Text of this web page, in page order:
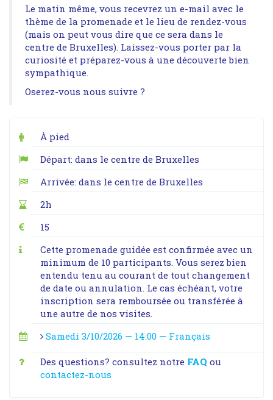
Le matin même, vous recevrez un e-mail avec le
thème de la promenade et le lieu de rendez-vous
(mais on peut vous dire que ce sera dans le
centre de Bruxelles). Laissez-vous porter par la
curiosité et préparez-vous à une découverte bien
sympathique.
Oserez-vous nous suivre ?
À pied
Départ: dans le centre de Bruxelles
Arrivée: dans le centre de Bruxelles
2h
15
Cette promenade guidée est confirmée avec un
minimum de 10 participants. Vous serez bien
entendu tenu au courant de tout changement
de date ou annulation. Le cas échéant, votre
inscription sera remboursée ou transférée à
une autre de nos visites.
Samedi 3/10/2026 — 14:00 — Français
Des questions? consultez notre FAQ ou
contactez-nous